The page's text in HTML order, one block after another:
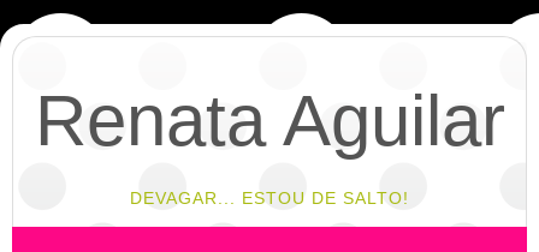
Renata Aguilar
DEVAGAR... ESTOU DE SALTO!